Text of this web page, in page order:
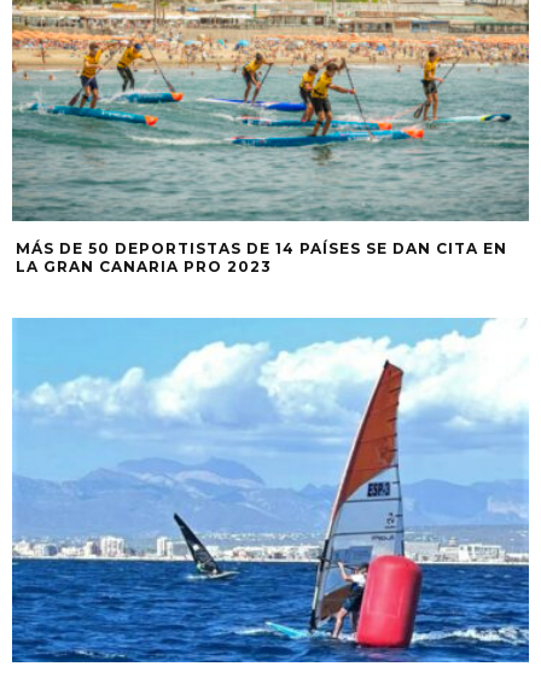
MÁS DE 50 DEPORTISTAS DE 14 PAÍSES SE DAN CITA EN
LA GRAN CANARIA PRO 2023